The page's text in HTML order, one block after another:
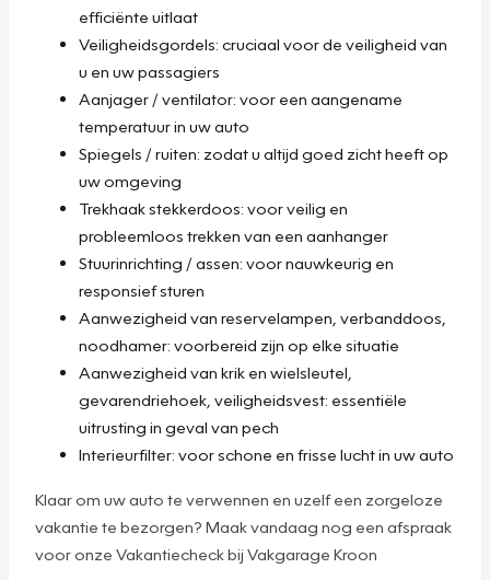
efficiënte uitlaat
Veiligheidsgordels: cruciaal voor de veiligheid van
u en uw passagiers
Aanjager / ventilator: voor een aangename
temperatuur in uw auto
Spiegels / ruiten: zodat u altijd goed zicht heeft op
uw omgeving
Trekhaak stekkerdoos: voor veilig en
probleemloos trekken van een aanhanger
Stuurinrichting / assen: voor nauwkeurig en
responsief sturen
Aanwezigheid van reservelampen, verbanddoos,
noodhamer: voorbereid zijn op elke situatie
Aanwezigheid van krik en wielsleutel,
gevarendriehoek, veiligheidsvest: essentiële
uitrusting in geval van pech
Interieurfilter: voor schone en frisse lucht in uw auto
Klaar om uw auto te verwennen en uzelf een zorgeloze
vakantie te bezorgen? Maak vandaag nog een afspraak
voor onze Vakantiecheck bij Vakgarage Kroon